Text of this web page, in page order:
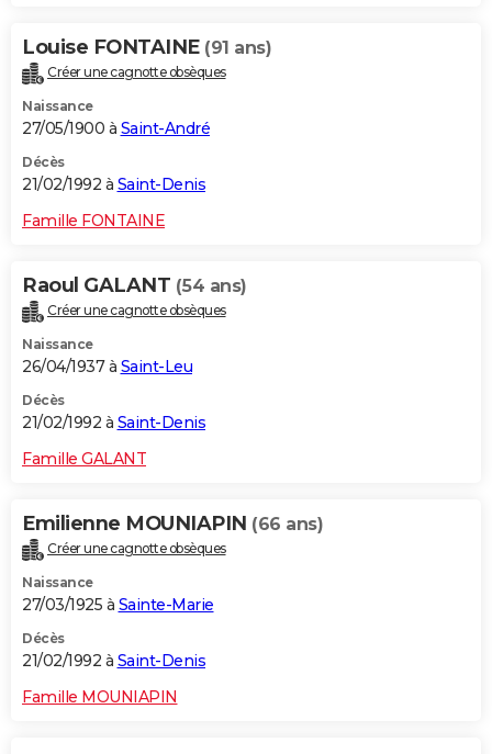
Louise FONTAINE (91 ans)
Créer une cagnotte obsèques
Naissance
27/05/1900 à Saint-André
Décès
21/02/1992 à Saint-Denis
Famille FONTAINE
Raoul GALANT (54 ans)
Créer une cagnotte obsèques
Naissance
26/04/1937 à Saint-Leu
Décès
21/02/1992 à Saint-Denis
Famille GALANT
Emilienne MOUNIAPIN (66 ans)
Créer une cagnotte obsèques
Naissance
27/03/1925 à Sainte-Marie
Décès
21/02/1992 à Saint-Denis
Famille MOUNIAPIN